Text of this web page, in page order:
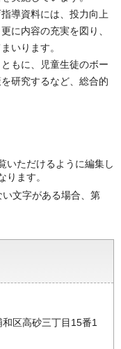
導資料には、投力向上
に内容の充実を図り、
いります。
もに、児童生徒のボー
研究するなど、総合的
いただけるように編集し
ります。
文字がある場合、第
区高砂三丁目15番1